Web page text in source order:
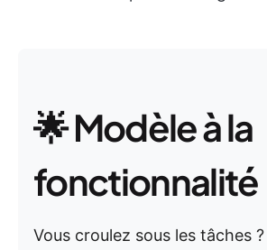
🌟 Modèle à la
fonctionnalité
Vous croulez sous les tâches